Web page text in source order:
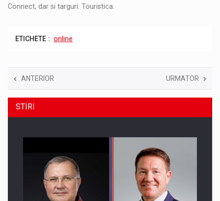
Connect, dar si targuri: Touristica.
ETICHETE : online
ANTERIOR URMATOR
STIRI